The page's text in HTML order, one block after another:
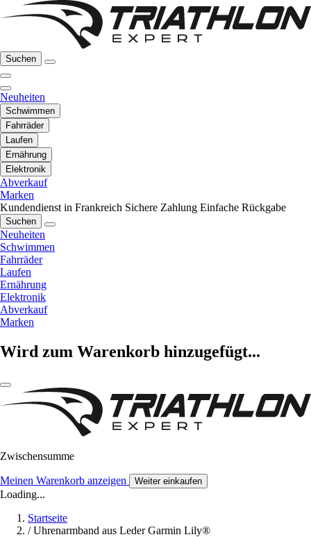
Suchen
Neuheiten
Schwimmen
Fahrräder
Laufen
Ernährung
Elektronik
Abverkauf
Marken
Kundendienst in Frankreich Sichere Zahlung Einfache Rückgabe
Suchen
Neuheiten
Schwimmen
Fahrräder
Laufen
Ernährung
Elektronik
Abverkauf
Marken
Wird zum Warenkorb hinzugefügt...
Zwischensumme
Meinen Warenkorb anzeigen Weiter einkaufen
Loading...
Startseite
/ Uhrenarmband aus Leder Garmin Lily®